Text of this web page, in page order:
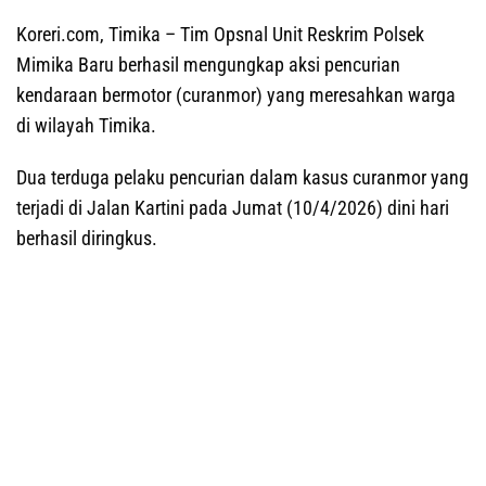
Koreri.com, Timika – Tim Opsnal Unit Reskrim Polsek
Mimika Baru berhasil mengungkap aksi pencurian
kendaraan bermotor (curanmor) yang meresahkan warga
di wilayah Timika.
Dua terduga pelaku pencurian dalam kasus curanmor yang
terjadi di Jalan Kartini pada Jumat (10/4/2026) dini hari
berhasil diringkus.